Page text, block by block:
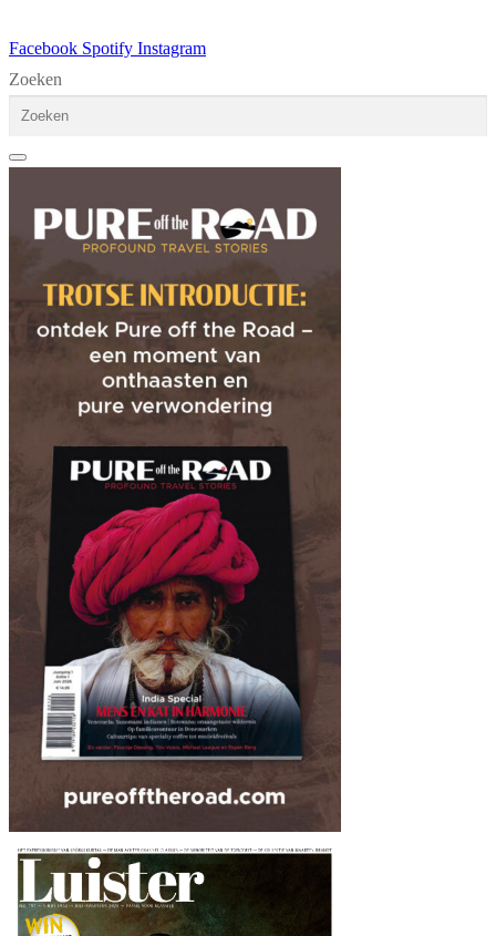
Facebook Spotify Instagram
Zoeken